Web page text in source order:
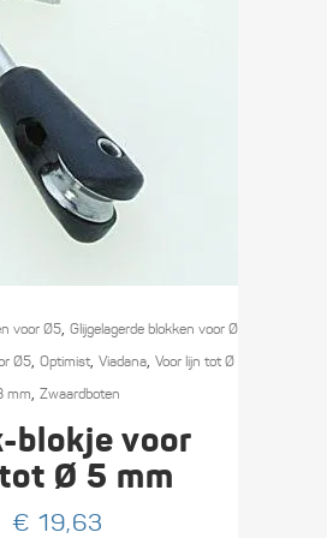
voor Ø5, Glijgelagerde blokken voor Ø
Ø5, Optimist, Viadana, Voor lijn tot Ø
mm, Zwaard­boten
blokje voor
Ø 5 mm
€ 19,63